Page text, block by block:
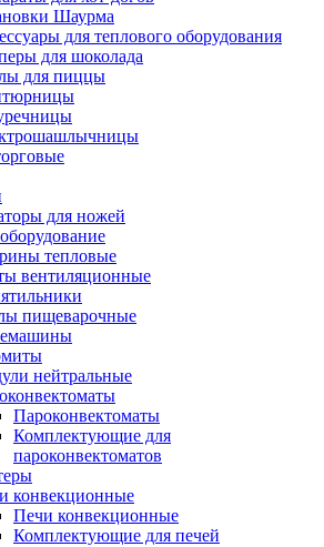
Шаурма
для теплового оборудования
для шоколада
для пиццы
для ножей
тепловые
вентиляционные
пищеварочные
нейтральные
Пароконвектоматы
Комплектующие для
пароконвектоматов
конвекционные
Печи конвекционные
Комплектующие для печей